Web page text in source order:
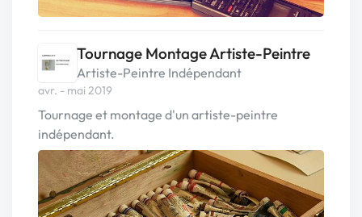
Tournage Montage Artiste-Peintre
Artiste-Peintre Indépendant
avr. - mai 2019
Tournage et montage d'un artiste-peintre
indépendant.